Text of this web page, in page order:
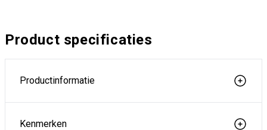
Product specificaties
Productinformatie
Kenmerken